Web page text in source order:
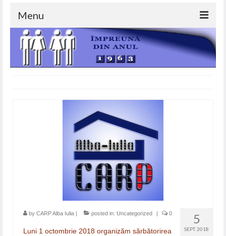
Menu
ACASA
DESPRE NOI
AJUTOARE DE INMORMANTARE
AJUTOARE NERAMBURSABILE
GALERIE FOTO
CONTACT
5
SEPT. 2018
by CARP Alba Iulia posted in: Uncategorized 0
Luni 1 octombrie 2018 organizăm sărbătorirea